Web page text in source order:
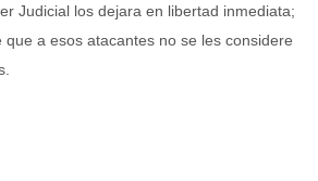
Judicial los dejara en libertad inmediata;
que a esos atacantes no se les considere